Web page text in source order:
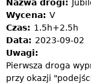
Nazwa drogi:
Wycena: V
Czas: 1.5h+2.5h
Data: 2023-09-02
Uwagi:
Pierwsza droga
przy okazji